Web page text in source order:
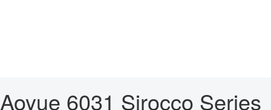
Aoyue 6031 Sirocco Series